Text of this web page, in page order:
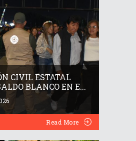
CIVIL ESTATAL
BLANCO EN E...
Read More